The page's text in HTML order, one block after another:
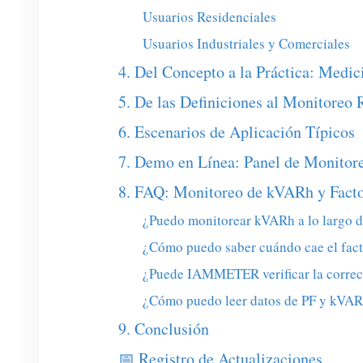
Usuarios Residenciales
Usuarios Industriales y Comerciales
4. Del Concepto a la Práctica:
5. De las Definiciones al Monitoreo
6. Escenarios de Aplicación Típicos
7. Demo en Línea: Panel de
8. FAQ: Monitoreo de kVARh y
¿Puedo monitorear kVARh a lo largo
¿Cómo puedo saber cuándo cae el
¿Puede IAMMETER verificar la
¿Cómo puedo leer datos de PF y
9. Conclusión